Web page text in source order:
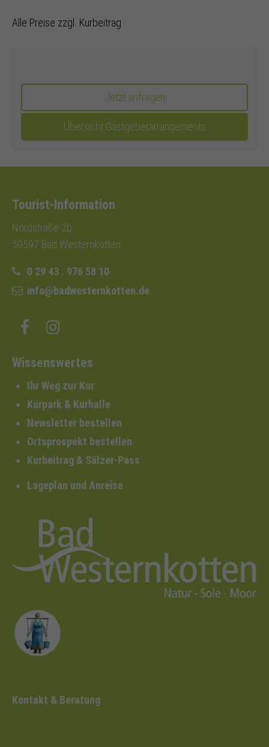
Alle Preise zzgl. Kurbeitrag
Jetzt anfragen
Übersicht Gastgeberarrangements
Tourist-Information
Nordstraße 2b
59597 Bad Westernkotten
0 29 43 . 976 58 10
info@badwesternkotten.de
Wissenswertes
Ihr Weg zur Kur
Kurpark & Kurhalle
Newsletter bestellen
Ortsprospekt bestellen
Kurbeitrag & Sälzer-Pass
Lageplan und Anreise
Kontakt & Beratung